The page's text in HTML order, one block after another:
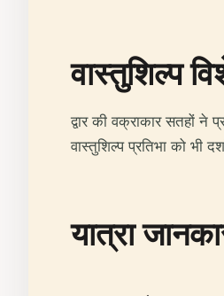
वास्तुशिल्प
द्वार की वक्राकार सतहों ने
वास्तुशिल्प प्रतिभा को भी
यात्रा